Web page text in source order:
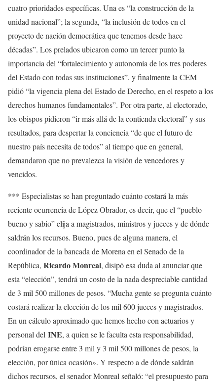
cuatro prioridades específicas. Una es “la construcción de la
unidad nacional”; la segunda, “la inclusión de todos en el
proyecto de nación democrática que tenemos desde hace
décadas”. Los prelados ubicaron como un tercer punto la
importancia del “fortalecimiento y autonomía de los tres poderes
del Estado con todas sus instituciones”, y finalmente la CEM
pidió “la vigencia plena del Estado de Derecho, en el respeto a los
derechos humanos fundamentales”. Por otra parte, al electorado,
los obispos pidieron “ir más allá de la contienda electoral” y sus
resultados, para despertar la conciencia “de que el futuro de
nuestro país necesita de todos” al tiempo que en general,
demandaron que no prevalezca la visión de vencedores y
vencidos.
*** Especialistas se han preguntado cuánto costará la más
reciente ocurrencia de López Obrador, es decir, que el “pueblo
bueno y sabio” elija a magistrados, ministros y jueces y de dónde
saldrán los recursos. Bueno, pues de alguna manera, el
coordinador de la bancada de Morena en el Senado de la
República, Ricardo Monreal, disipó esa duda al anunciar que
esta “elección”, tendrá un costo de la nada despreciable cantidad
de 3 mil 500 millones de pesos. “Mucha gente se pregunta cuánto
costará realizar la elección de los mil 600 jueces y magistrados.
En un cálculo aproximado que hemos hecho con actuarios y
personal del INE, a quien se le faculta esta responsabilidad,
podrían erogarse entre 3 mil y 3 mil 500 millones de pesos, la
elección, por única ocasión». Y respecto a de dónde saldrán
dichos recursos, el senador Monreal señaló: “el presupuesto para